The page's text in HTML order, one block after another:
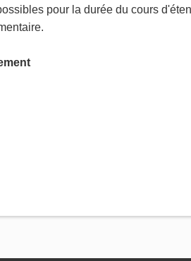
pour la durée du cours